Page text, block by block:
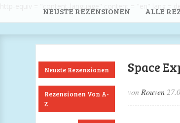
NEUSTE REZENSIONEN ALLE
Neuste Rezensionen
Rezensionen Von A-
Z
Space
von Rouven